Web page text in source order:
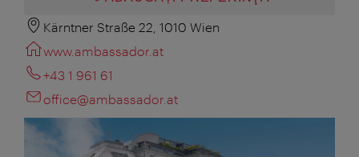
Kärntner Straße 22, 1010 Wien
www.ambassador.at
+43 1 961 61
office@ambassador.at